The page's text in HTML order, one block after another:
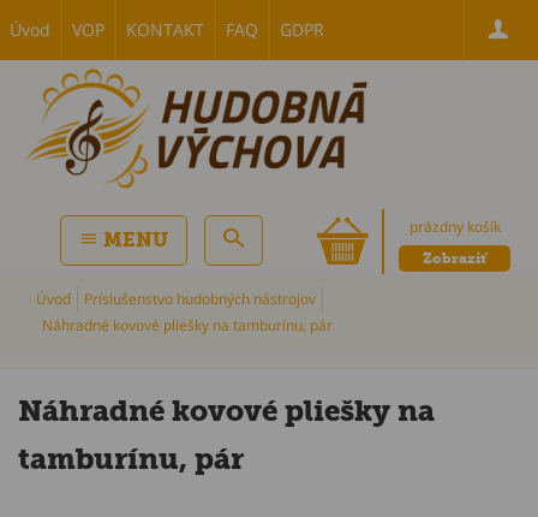
Úvod VOP KONTAKT FAQ GDPR
prázdny košík
Zobraziť
MENU
Úvod
Príslušenstvo hudobných nástrojov
Náhradné kovové pliešky na tamburínu, pár
Náhradné kovové pliešky na
tamburínu, pár